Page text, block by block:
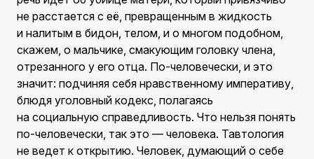
не расстается с её, превращенным в жидкость
и налитым в бидон, телом, и о многом подобном,
скажем, о мальчике, смакующим головку члена,
отрезанного у его отца. По-человечески, и это
значит: подчиняя себя нравственному императиву,
блюдя уголовный кодекс, полагаясь
на социальную справедливость. Что нельзя понять
по-человечески, так это — человека. Тавтология
не ведет к открытию. Человек, думающий о себе